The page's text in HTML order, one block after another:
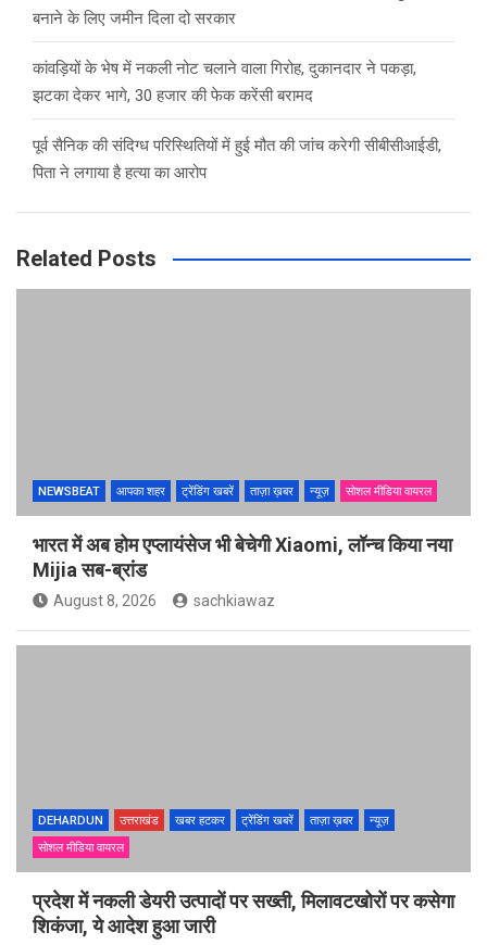
बनाने के लिए जमीन दिला दो सरकार
कांवड़ियों के भेष में नकली नोट चलाने वाला गिरोह, दुकानदार ने पकड़ा,
झटका देकर भागे, 30 हजार की फेक करेंसी बरामद
पूर्व सैनिक की संदिग्ध परिस्थितियों में हुई मौत की जांच करेगी सीबीसीआईडी,
पिता ने लगाया है हत्या का आरोप
Related Posts
NEWSBEAT आपका शहर ट्रेंडिंग खबरें ताज़ा ख़बर न्यूज़ सोशल मीडिया वायरल
भारत में अब होम एप्लायंसेज भी बेचेगी Xiaomi, लॉन्च किया नया
Mijia सब-ब्रांड
August 8, 2026 sachkiawaz
DEHARDUN उत्तराखंड खबर हटकर ट्रेंडिंग खबरें ताज़ा ख़बर
न्यूज़
सोशल मीडिया वायरल
प्रदेश में नकली डेयरी उत्पादों पर सख्ती, मिलावटखोरों पर कसेगा
शिकंजा, ये आदेश हुआ जारी